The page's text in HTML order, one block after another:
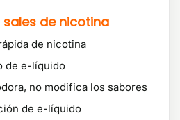
de nicotina
de nicotina
de e-líquido
no modifica los sabores
de e-líquido